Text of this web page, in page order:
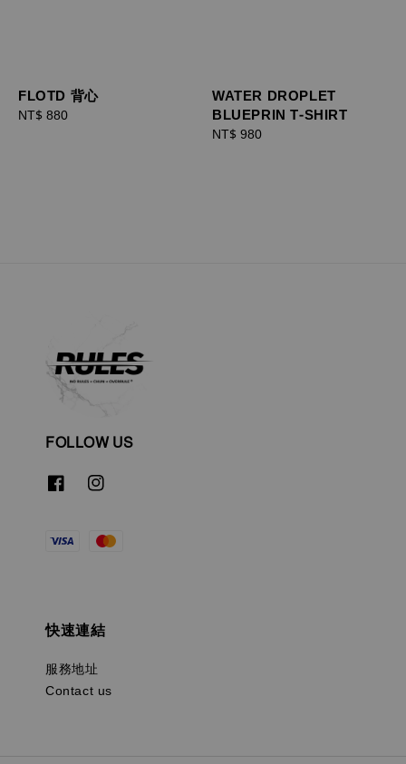
FLOTD 背心
Regular
NT$ 880
WATER DROPLET
BLUEPRIN T-SHIRT
Regular
NT$ 980
FOLLOW US
快速連結
服務地址
Contact us